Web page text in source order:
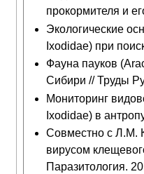
прокормителя и
Экологические
Ixodidae) при
Фауна пауков
Сибири // Труды
Мониторинг
Ixodidae) в
Совместно с Л.М.
вирусом
Паразитология.